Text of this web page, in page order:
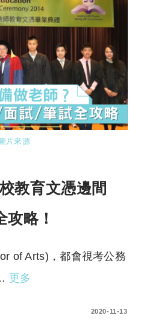
片來源
教育文憑邊間
略！
of Arts)，都會視考公務
更多
2020-11-13